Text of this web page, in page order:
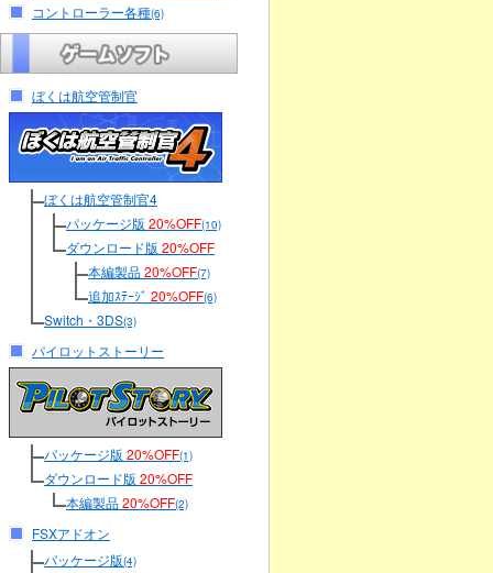
コントローラー各種(6)
ぼくは航空管制官
ぼくは航空管制官4
パッケージ版 20%OFF(10)
ダウンロード版 20%OFF
本編製品20%OFF(7)
追加ｽﾃｰｼﾞ 20%OFF(6)
Switch・3DS(3)
パイロットストーリー
パッケージ版 20%OFF(1)
ダウンロード版 20%OFF
本編製品20%OFF(2)
FSXアドオン
パッケージ版(4)